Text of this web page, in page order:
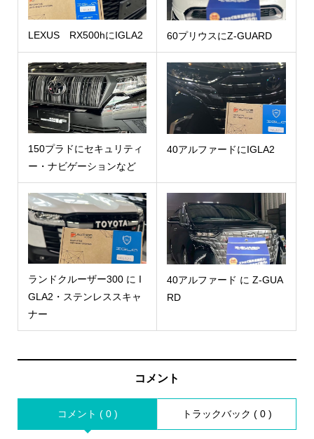
LEXUS RX500hにIGLA2 60プリウスにZ-GUARD
150プラドにセキュリティ
ー・ナビゲーションなど
40アルファードにIGLA2
ランドクルーザー300 に I
GLA2・ステンレススキャ
ナー
40アルファード に Z-GUA
RD
コメント
コメント ( 0 ) トラックバック ( 0 )